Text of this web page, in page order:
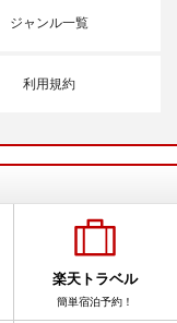
ジャンル一覧
利用規約
楽天トラベル
簡単宿泊予約！